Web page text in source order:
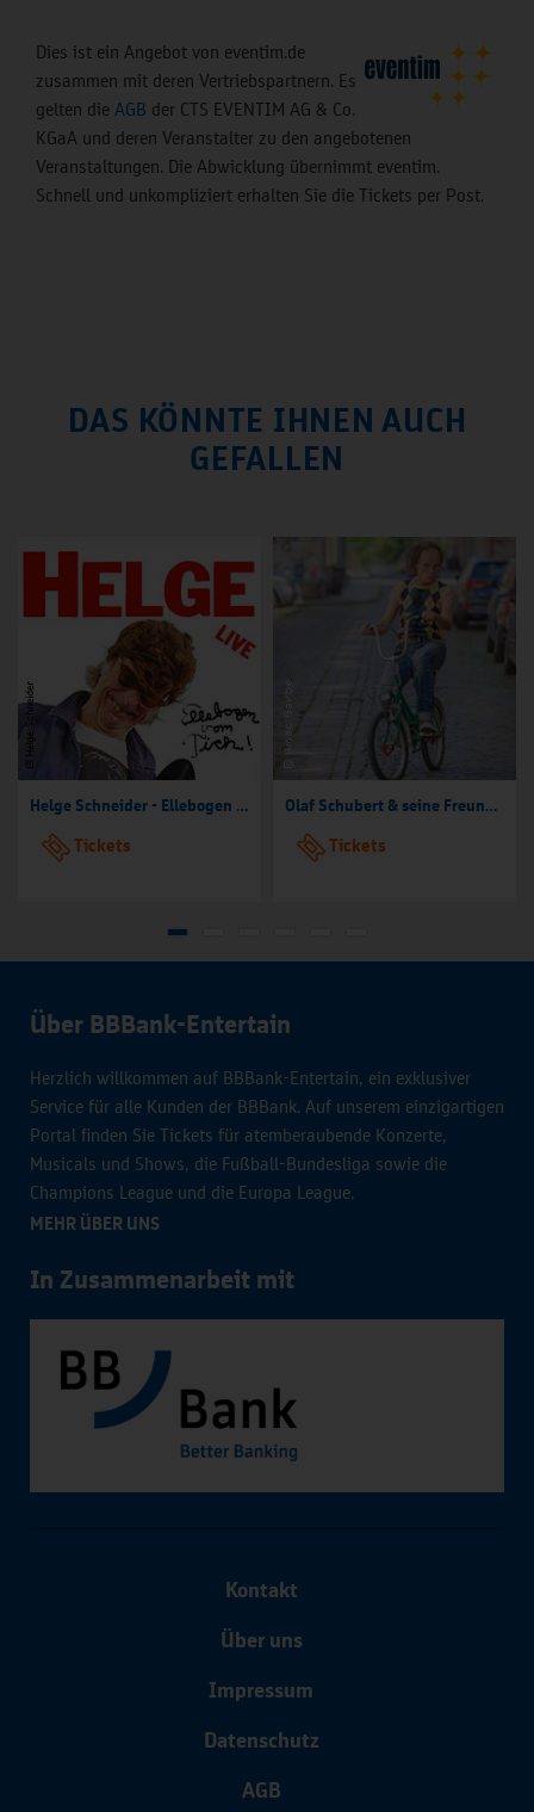
Dies ist ein Angebot von eventim.de
zusammen mit deren Vertriebspartnern. Es
gelten die AGB der CTS EVENTIM AG & Co.
KGaA und deren Veranstalter zu den angebotenen
Veranstaltungen. Die Abwicklung übernimmt eventim.
Schnell und unkompliziert erhalten Sie die Tickets per Post.
DAS KÖNNTE IHNEN AUCH
GEFALLEN
Helge Schneider - Ellebogen vom Tich
Tickets
Olaf Schubert & seine Freunde - Jetzt oder now!
Tickets
Über BBBank-Entertain
Herzlich willkommen auf BBBank-Entertain, ein exklusiver
Service für alle Kunden der BBBank. Auf unserem einzigartigen
Portal finden Sie Tickets für atemberaubende Konzerte,
Musicals und Shows, die Fußball-Bundesliga sowie die
Champions League und die Europa League.
MEHR ÜBER UNS
In Zusammenarbeit mit
Kontakt
Über uns
Impressum
Datenschutz
AGB